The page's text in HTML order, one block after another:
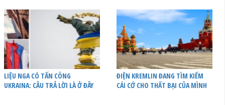
LIỆU NGA CÓ TẤN CÔNG
UKRAINA: CÂU TRẢ LỜI LÀ Ở ĐÂY
ĐIỆN KREMLIN ĐANG TÌM KIẾM
CÁI CỚ CHO THẤT BẠI CỦA MÌNH